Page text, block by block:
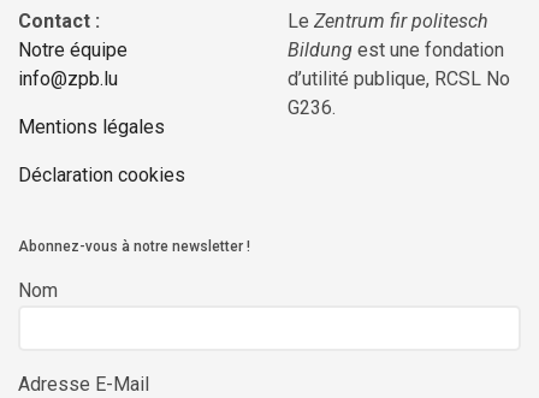
Contact :
Notre équipe
info@zpb.lu
Mentions légales
Déclaration cookies
Le Zentrum fir politesch
Bildung est une fondation
d’utilité publique, RCSL No
G236.
Abonnez-vous à notre newsletter !
Nom
Adresse E-Mail